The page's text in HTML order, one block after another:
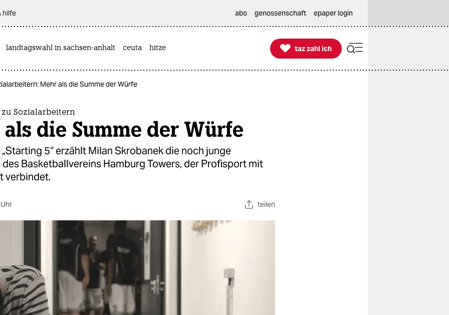
hilfe abo genossenschaft epaper login
landtagswahl in sachsen-anhalt ceuta hitze 
taz zahl ich
taz zahl ich
Mehr als die Summe der Würfe
Sozialarbeitern
die Summe der Würfe
5“ erzählt Milan Skrobanek die noch junge
Basketballvereins Hamburg Towers, der Profisport mit
verbindet.
teilen